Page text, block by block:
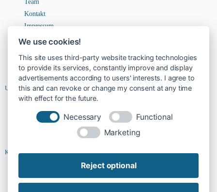
We use cookies!
This site uses third-party website tracking technologies
to provide its services, constantly improve and display
advertisements according to users' interests. I agree to
this and can revoke or change my consent at any time
with effect for the future.
Necessary
Functional
Marketing
Reject optional
Team
Kontakt
Impressum
Datenschutz
Widerruf
Unternehmen
Karriere
Kontakt
Kontakt